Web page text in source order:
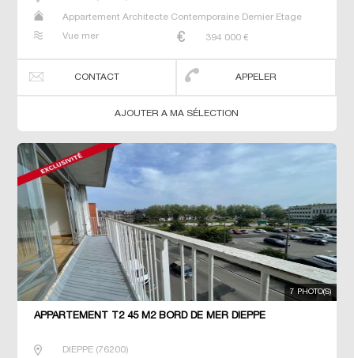
Appartement Architecte Contemporaine Dernier Etage
Vue mer
394 000 €
CONTACT APPELER
AJOUTER A MA SÉLECTION
7 PHOTO(S)
APPARTEMENT T2 45 M2 BORD DE MER DIEPPE
DIEPPE(76200)